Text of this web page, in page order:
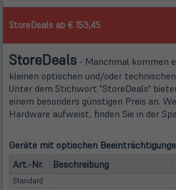
StoreDeals ab € 153,45
StoreDeals - Manchmal kommen
kleinen optischen und/oder
Unter dem Stichwort "StoreDeals"
einem besonders günstigen Preis an.
Hardware aufweist, finden Sie in der
Geräte mit optischen
Art.-Nr.
Beschreibung
Standard